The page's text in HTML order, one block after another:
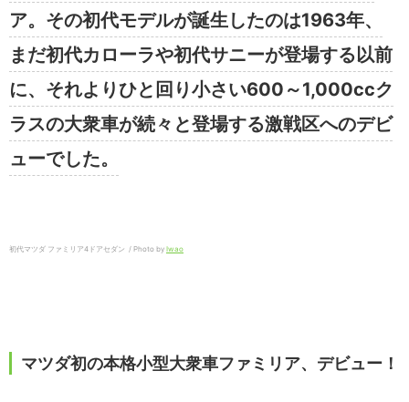
ア。その初代モデルが誕生したのは1963年、
まだ初代カローラや初代サニーが登場する以前
に、それよりひと回り小さい600～1,000ccク
ラスの大衆車が続々と登場する激戦区へのデビ
ューでした。
初代マツダ ファミリア4ドアセダン / Photo by Iwao
マツダ初の本格小型大衆車ファミリア、デビュー！